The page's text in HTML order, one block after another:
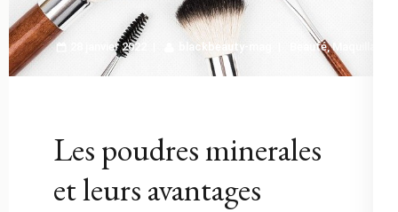
28 janvier 2022 blackbeauty-mag Beauté,Maquillage
Les poudres minerales
et leurs avantages